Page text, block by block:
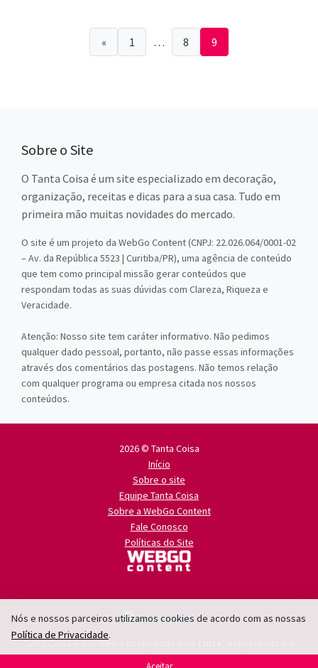
« 1 … 8 9
Sobre o Site
O Tanta Coisa é um site especializado em decoração,
organização, receitas e dicas para a sua casa. Tudo em
primeira mão muitas novidades do mercado.
O site é um projeto da WebGo Content (CNPJ: 22.026.064/0001-02
– Av. da República 5523 | Curitiba/PR), uma agência de conteúdo
que tem como principal missão gerar conteúdos que
respondam todas as suas dúvidas com Clareza, Riqueza e
Veracidade.
Atenção: Nosso site tem caráter informativo. Não pedimos
qualquer dado pessoal, portanto, não passe essas informações
através dos comentários das postagens. Não temos relação
com qualquer programa ou empresa citada nos nossos
conteúdos.
2026 © Tanta Coisa
Início
Sobre o site
Equipe Tanta Coisa
Sobre a WebGo Content
Fale Conosco
Políticas do Site
Tanta Coisa é mantido e hospedado pela
Nós e nossos parceiros utilizamos cookies de acordo com as nossas
Política de Privacidade.